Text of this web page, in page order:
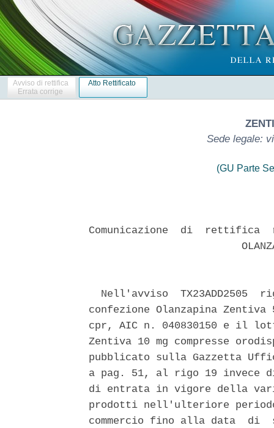
Avviso di rettifica
Errata corrige
Atto Rettificato
Sede legale:
(GU Parte
Comunicazione  di
Nell'avviso  TX23ADD2505
confezione Olanzapina
cpr, AIC n. 040830150 e il
Zentiva 10 mg compresse
pubblicato sulla Gazzetta
a pag. 51, al rigo 19
di entrata in vigore della
prodotti nell'ulteriore periodo
commercio fino alla data  di